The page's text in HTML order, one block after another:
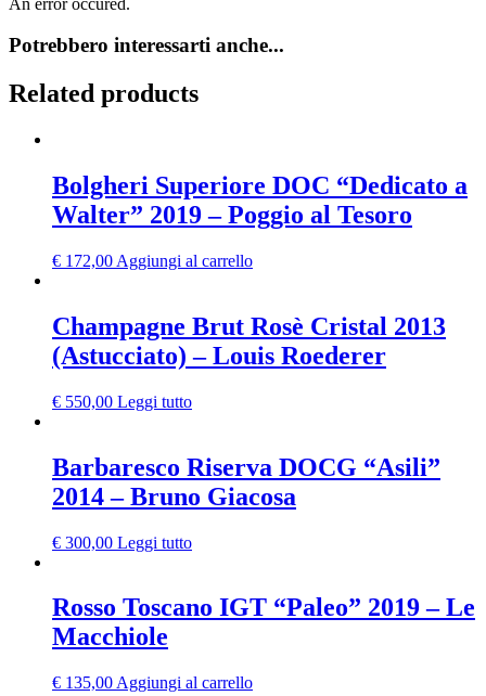
Potrebbero interessarti anche...
Related products
Bolgheri Superiore DOC “Dedicato a
Walter” 2019 – Poggio al Tesoro
€ 172,00 Aggiungi al carrello
Champagne Brut Rosè Cristal 2013
(Astucciato) – Louis Roederer
€ 550,00 Leggi tutto
Barbaresco Riserva DOCG “Asili”
2014 – Bruno Giacosa
€ 300,00 Leggi tutto
Rosso Toscano IGT “Paleo” 2019 – Le
Macchiole
€ 135,00 Aggiungi al carrello